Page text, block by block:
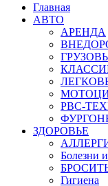
Главная
АВТО
АРЕНДА
РВС-
ЗДОРОВЬЕ
Болезни
Гигиена